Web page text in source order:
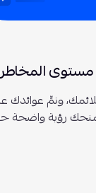
ونمِّ عوائدك
رؤية واضحة